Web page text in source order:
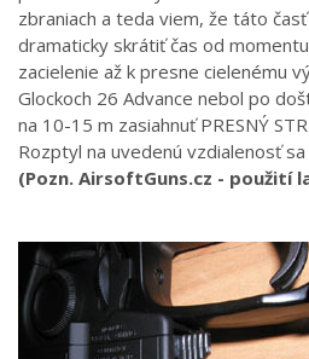
zbraniach a teda viem, že táto
dramaticky skrátiť čas od
zacielenie až k presne cielenému
Glockoch 26 Advance nebol po
na 10-15 m zasiahnuť PRESNÝ
Rozptyl na uvedenú vzdialenosť
(Pozn. AirsoftGuns.cz - použití